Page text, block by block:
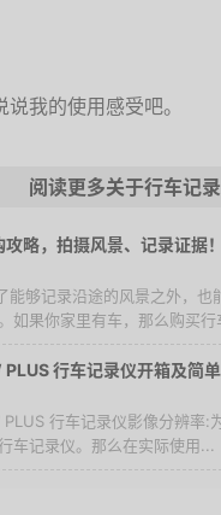
我的使用感受吧。
阅读更多关于行车记
攻略，拍摄风景、记录证据
能够记录沿途的风景之外，也
如果你家里有车，那么购买
行车记录仪开箱及简
行车记录仪影像分辨率:
车记录仪。那么在实际使用...